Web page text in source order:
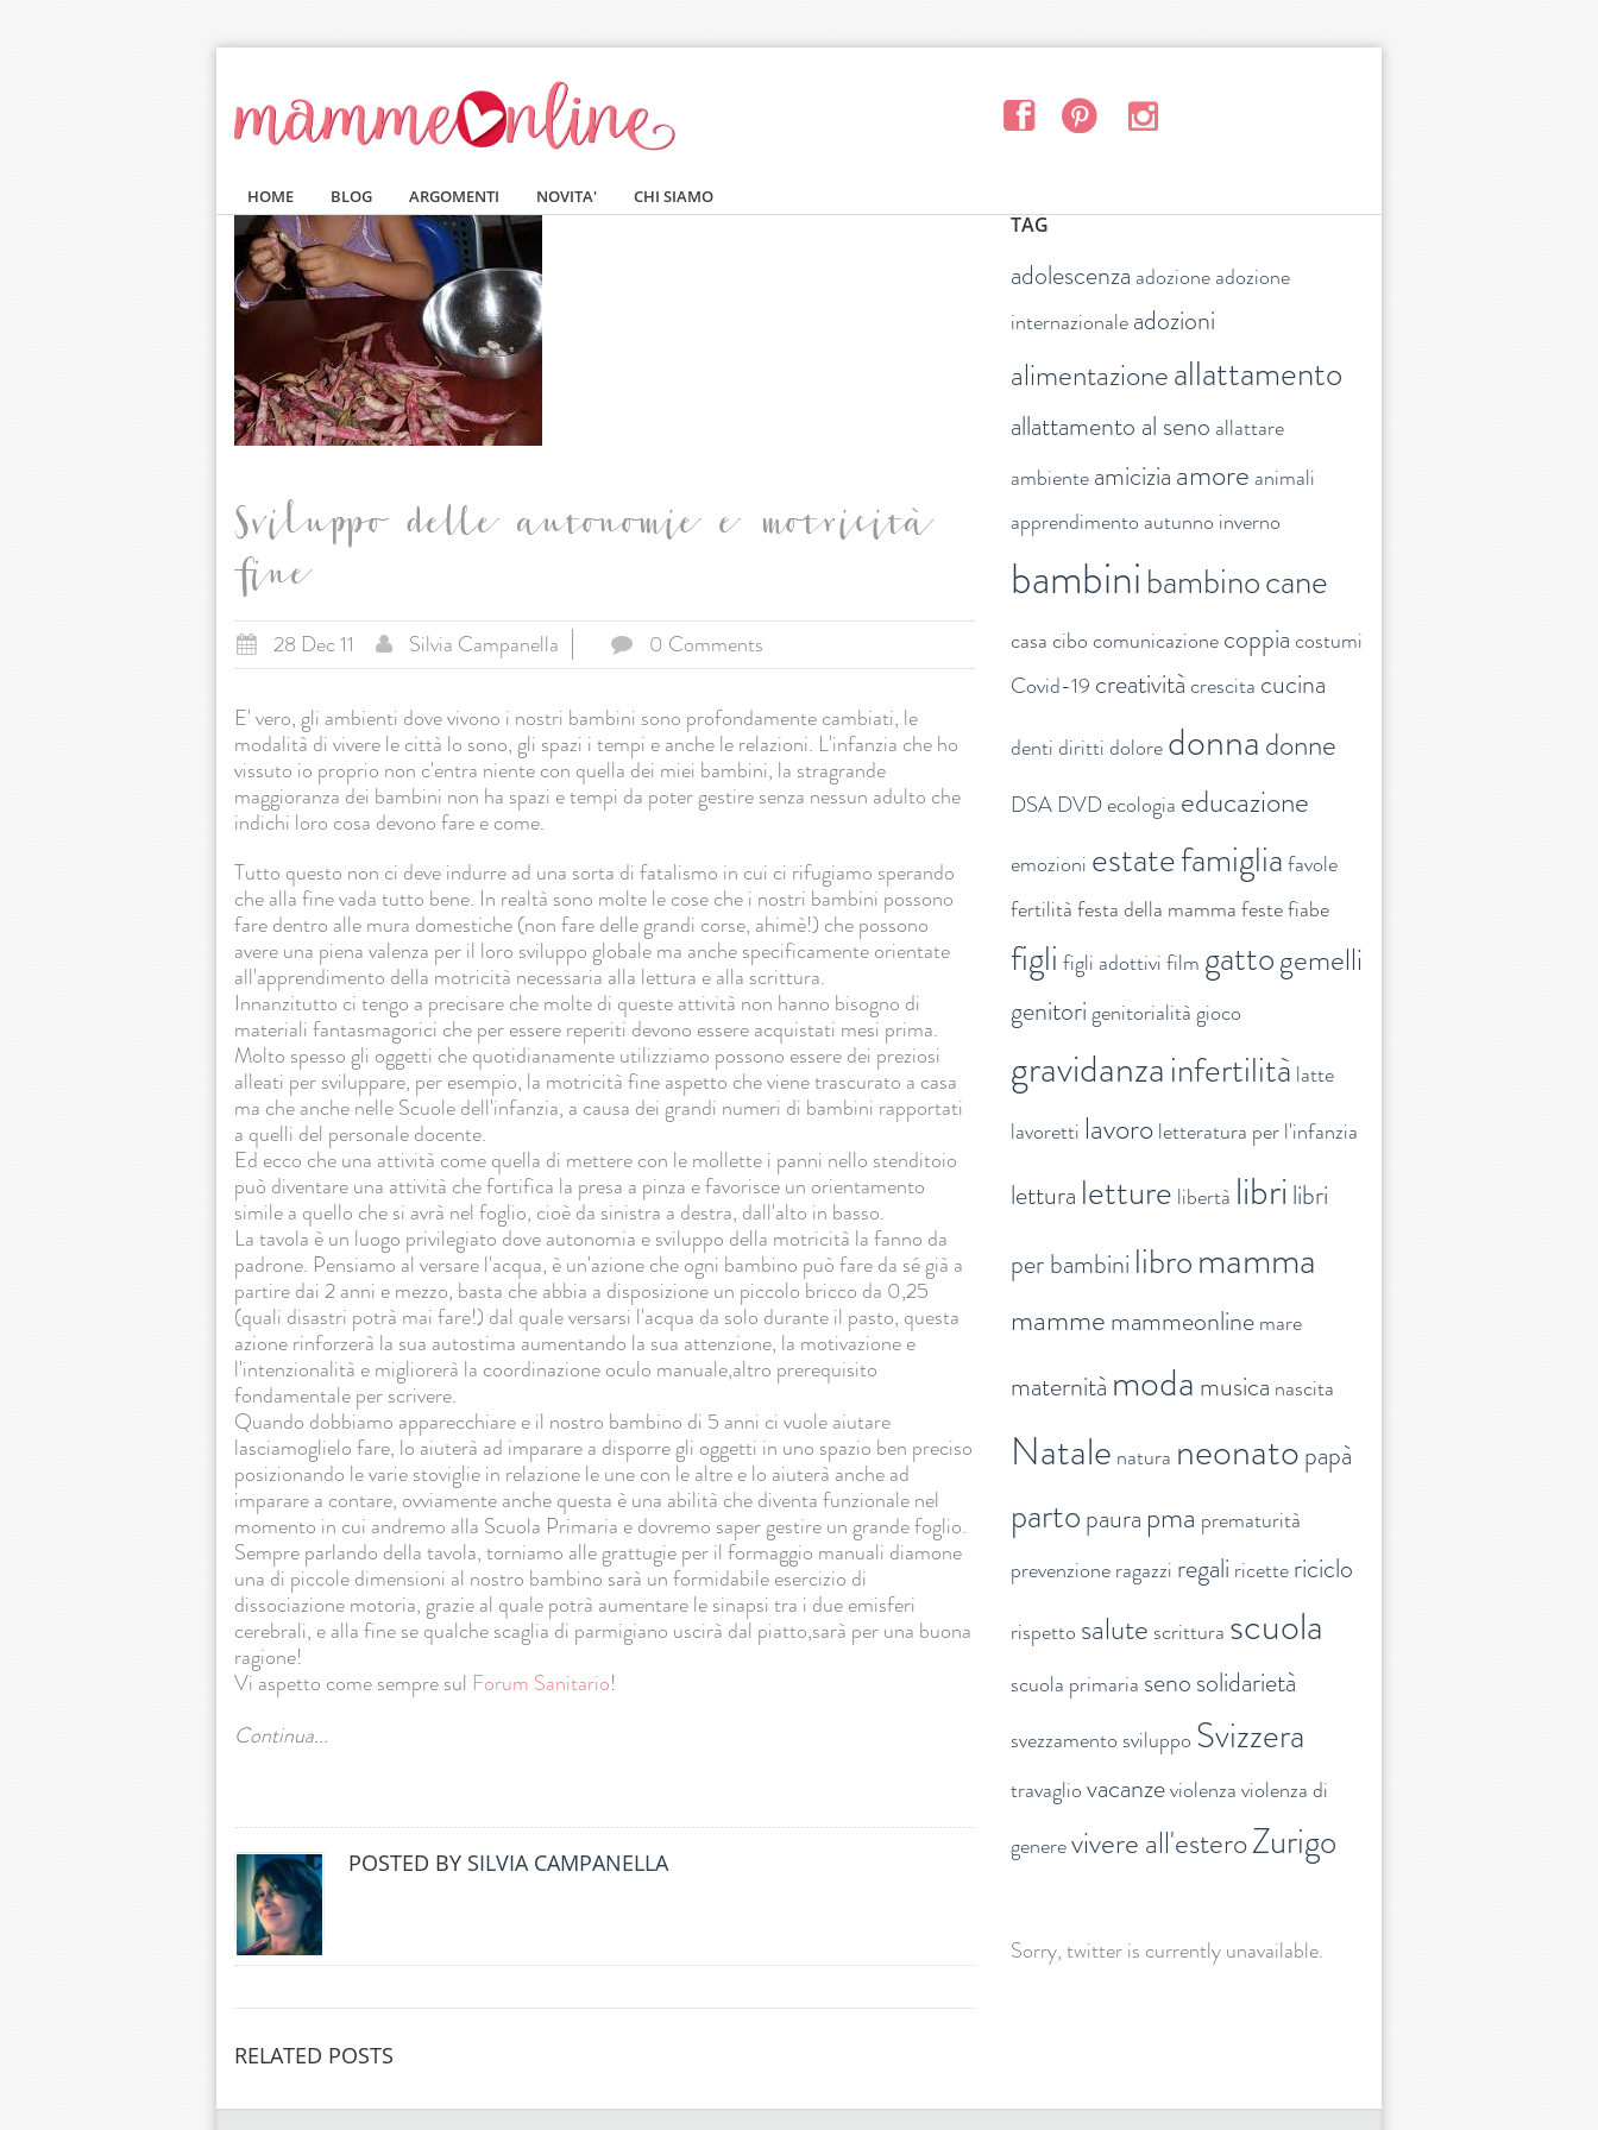
HOME BLOG ARGOMENTI NOVITA' CHI SIAMO
Sviluppo delle autonomie e motricità
fine
28 Dec 11 Silvia Campanella 0 Comments
E' vero, gli ambienti dove vivono i nostri bambini sono profondamente cambiati, le
modalità di vivere le città lo sono, gli spazi i tempi e anche le relazioni. L'infanzia che ho
vissuto io proprio non c'entra niente con quella dei miei bambini, la stragrande
maggioranza dei bambini non ha spazi e tempi da poter gestire senza nessun adulto che
indichi loro cosa devono fare e come.
Tutto questo non ci deve indurre ad una sorta di fatalismo in cui ci rifugiamo sperando
che alla fine vada tutto bene. In realtà sono molte le cose che i nostri bambini possono
fare dentro alle mura domestiche (non fare delle grandi corse, ahimè!) che possono
avere una piena valenza per il loro sviluppo globale ma anche specificamente orientate
all'apprendimento della motricità necessaria alla lettura e alla scrittura.
Innanzitutto ci tengo a precisare che molte di queste attività non hanno bisogno di
materiali fantasmagorici che per essere reperiti devono essere acquistati mesi prima.
Molto spesso gli oggetti che quotidianamente utilizziamo possono essere dei preziosi
alleati per sviluppare, per esempio, la motricità fine aspetto che viene trascurato a casa
ma che anche nelle Scuole dell'infanzia, a causa dei grandi numeri di bambini rapportati
a quelli del personale docente.
Ed ecco che una attività come quella di mettere con le mollette i panni nello stenditoio
può diventare una attività che fortifica la presa a pinza e favorisce un orientamento
simile a quello che si avrà nel foglio, cioè da sinistra a destra, dall'alto in basso.
La tavola è un luogo privilegiato dove autonomia e sviluppo della motricità la fanno da
padrone. Pensiamo al versare l'acqua, è un'azione che ogni bambino può fare da sé già a
partire dai 2 anni e mezzo, basta che abbia a disposizione un piccolo bricco da 0,25
(quali disastri potrà mai fare!) dal quale versarsi l'acqua da solo durante il pasto, questa
azione rinforzerà la sua autostima aumentando la sua attenzione, la motivazione e
l'intenzionalità e migliorerà la coordinazione oculo manuale,altro prerequisito
fondamentale per scrivere.
Quando dobbiamo apparecchiare e il nostro bambino di 5 anni ci vuole aiutare
lasciamoglielo fare, lo aiuterà ad imparare a disporre gli oggetti in uno spazio ben preciso
posizionando le varie stoviglie in relazione le une con le altre e lo aiuterà anche ad
imparare a contare, ovviamente anche questa è una abilità che diventa funzionale nel
momento in cui andremo alla Scuola Primaria e dovremo saper gestire un grande foglio.
Sempre parlando della tavola, torniamo alle grattugie per il formaggio manuali diamone
una di piccole dimensioni al nostro bambino sarà un formidabile esercizio di
dissociazione motoria, grazie al quale potrà aumentare le sinapsi tra i due emisferi
cerebrali, e alla fine se qualche scaglia di parmigiano uscirà dal piatto,sarà per una buona
ragione!
Vi aspetto come sempre sul Forum Sanitario!
Continua...
POSTED BY SILVIA CAMPANELLA
RELATED POSTS
TAG
adolescenza adozioneadozione
internazionaleadozioni
alimentazioneallattamento
allattamento al seno allattare
ambienteamiciziaamore animali
apprendimento autunno inverno
bambinibambinocane
casa cibo comunicazionecoppia costumi
Covid-19 creatività crescita cucina
denti diritti doloredonnadonne
DSA DVDecologia educazione
emozioni estatefamiglia favole
fertilità festa della mamma festefiabe
figli figli adottivi film gattogemelli
genitori genitorialità gioco
gravidanzainfertilità latte
lavoretti lavoroletteratura per l'infanzia
lettura letture libertà libri libri
per bambini libromamma
mammemammeonlinemare
maternità moda musica nascita
Natale natura neonatopapà
partopaura pma prematurità
prevenzioneragazzi regali ricettericiclo
rispetto salute scrittura scuola
scuola primaria senosolidarietà
svezzamento sviluppo Svizzera
travaglio vacanzeviolenza violenza di
generevivere all'esteroZurigo
Sorry, twitter is currently unavailable.